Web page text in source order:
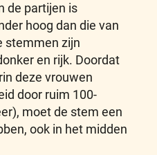
de partijen is
hoog dan die van
stemmen zijn
en rijk. Doordat
deze vrouwen
door ruim 100-
moet de stem een
ook in het midden